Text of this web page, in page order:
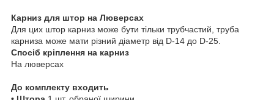
Карниз для штор на Люверсах
Для цих штор карниз може бути тільки трубчастий, труба
карниза може мати різний діаметр від D-14 до D-25.
Спосіб кріплення на карниз
На люверсах
До комплекту входить